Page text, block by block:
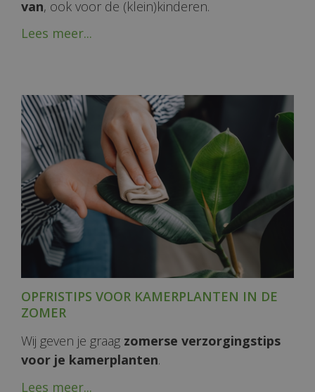
van, ook voor de (klein)kinderen.
Lees meer...
OPFRISTIPS VOOR KAMERPLANTEN IN DE
ZOMER
Wij geven je graag zomerse verzorgingstips
voor je kamerplanten.
Lees meer...